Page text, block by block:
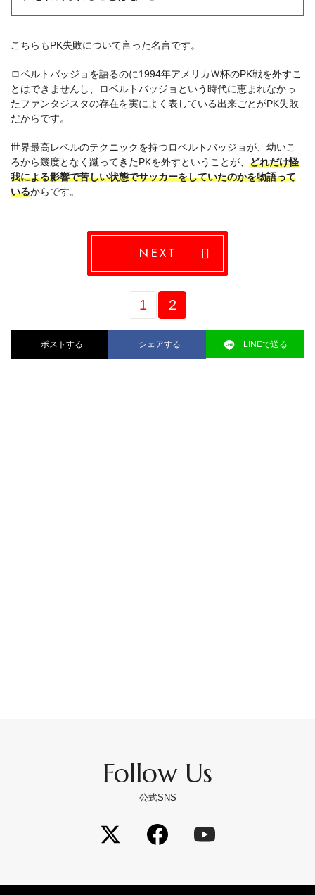
こちらもPK失敗について言った名言です。
ロベルトバッジョを語るのに1994年アメリカＷ杯のPK戦を外すこ
とはできませんし、ロベルトバッジョという時代に恵まれなかっ
たファンタジスタの存在を実によく表している出来ごとがPK失敗
だからです。
世界最高レベルのテクニックを持つロベルトバッジョが、幼いこ
ろから幾度となく蹴ってきたPKを外すということが、 どれだけ怪
我による影響で苦しい状態でサッカーをしていたのかを物語って
いるからです。
NEXT
1 2
ポストする シェアする LINEで送る
Follow Us
公式SNS